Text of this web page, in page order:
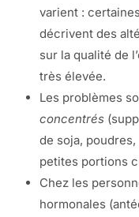
varient :
décrivent des
sur la qualité de
très élevée.
Les problèmes
concentrés
de soja,
petites portions
Chez les
hormonales